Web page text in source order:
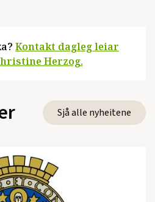
Kontakt dagleg leiar
Herzog.
Sjå alle nyheitene